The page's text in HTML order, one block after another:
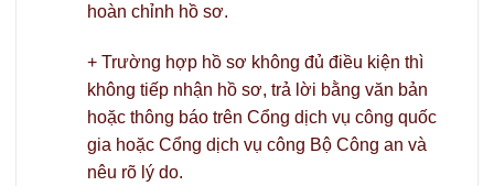
hoàn chỉnh hồ sơ.
+ Trường hợp hồ sơ không đủ điều kiện thì
không tiếp nhận hồ sơ, trả lời bằng văn bản
hoặc thông báo trên Cổng dịch vụ công quốc
gia hoặc Cổng dịch vụ công Bộ Công an và
nêu rõ lý do.